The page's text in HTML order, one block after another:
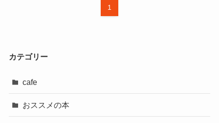
1
カテゴリー
cafe
おススメの本